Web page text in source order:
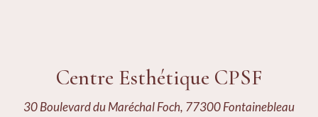
Centre Esthétique CPSF
30 Boulevard du Maréchal Foch, 77300 Fontainebleau